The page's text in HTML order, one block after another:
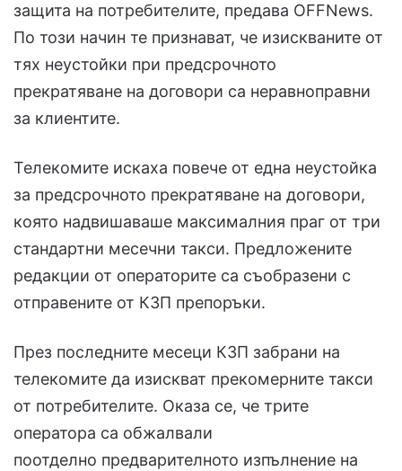
защита на потребителите, предава OFFNews.
По този начин те признават, че изискваните от
тях неустойки при предсрочното
прекратяване на договори са неравноправни
за клиентите.
Телекомите искаха повече от една неустойка
за предсрочното прекратяване на договори,
която надвишаваше максималния праг от три
стандартни месечни такси. Предложените
редакции от операторите са съобразени с
отправените от КЗП препоръки.
През последните месеци КЗП забрани на
телекомите да изискват прекомерните такси
от потребителите. Оказа се, че трите
оператора са обжалвали
поотделно предварителното изпълнение на